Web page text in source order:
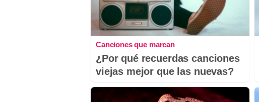
Canciones que marcan
¿Por qué recuerdas canciones
viejas mejor que las nuevas?